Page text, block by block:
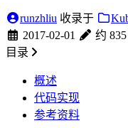
runzhliu 收录于
2017-02-01
约
目录
概述
代码实现
参考资料